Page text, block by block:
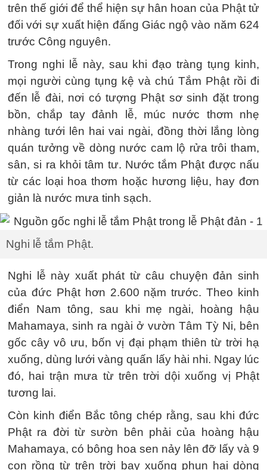
trên thế giới để thể hiện sự hân hoan của Phật tử
đối với sự xuất hiện đấng Giác ngộ vào năm 624
trước Công nguyên.
Trong nghi lễ này, sau khi đạo tràng tụng kinh,
mọi người cùng tụng kệ và chú Tắm Phật rồi đi
đến lễ đài, nơi có tượng Phật sơ sinh đặt trong
bồn, chắp tay đảnh lễ, múc nước thơm nhẹ
nhàng tưới lên hai vai ngài, đồng thời lắng lòng
quán tưởng về dòng nước cam lộ rửa trôi tham,
sân, si ra khỏi tâm tư. Nước tắm Phật được nấu
từ các loại hoa thơm hoặc hương liệu, hay đơn
giản là nước mưa tinh sạch.
Nghi lễ tắm Phật.
Nghi lễ này xuất phát từ câu chuyện đản sinh
của đức Phật hơn 2.600 nặm trước. Theo kinh
điển Nam tông, sau khi mẹ ngài, hoàng hậu
Mahamaya, sinh ra ngài ở vườn Tâm Tỳ Ni, bên
gốc cây vô ưu, bốn vị đại phạm thiên từ trời hạ
xuống, dùng lưới vàng quấn lấy hài nhi. Ngay lúc
đó, hai trận mưa từ trên trời dội xuống vị Phật
tương lai.
Còn kinh điển Bắc tông chép rằng, sau khi đức
Phật ra đời từ sườn bên phải của hoàng hậu
Mahamaya, có bông hoa sen nảy lên đỡ lấy và 9
con rồng từ trên trời bay xuống phun hai dòng